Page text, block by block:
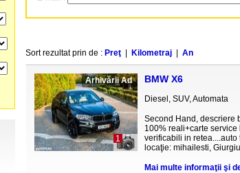
Sort rezultat prin de : Preţ| Kilometraj| An
Arhivării Ad
1
BMW X6
Diesel, SUV, Automata
Second Hand, descriere
100% reali+carte service
verificabili in retea....auto
locaţie: mihailesti, Giurgiu
Mai multe informaţii şi